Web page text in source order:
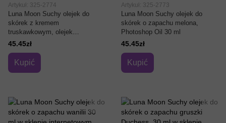
Artykuł: 325-2774
Luna Moon Suchy olejek do
skórek z kremem
truskawkowym, olejek
Photoshop 30ml
45.45zł
Kupić
Artykuł: 325-2773
Luna Moon Suchy olejek do
skórek o zapachu melona, ​​
Photoshop Oil 30 ml
45.45zł
Kupić